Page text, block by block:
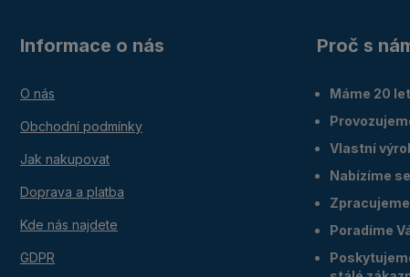
Informace o nás
O nás
Obchodní podmínky
Jak nakupovat
Doprava a platba
Kde nás najdete
GDPR
Proč s
Máme 20
Vlastní
Nabízíme
Poradíme